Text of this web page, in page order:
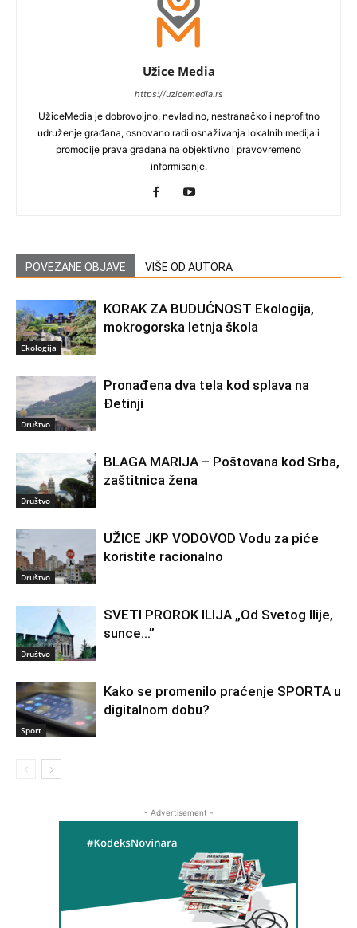
Užice Media
https://uzicemedia.rs
UžiceMedia je dobrovoljno, nevladino, nestranačko i neprofitno
udruženje građana, osnovano radi osnaživanja lokalnih medija i
promocije prava građana na objektivno i pravovremeno
informisanje.
POVEZANE OBJAVE VIŠE OD AUTORA
Ekologija
KORAK ZA BUDUĆNOST Ekologija,
mokrogorska letnja škola
Društvo
Pronađena dva tela kod splava na
Đetinji
Društvo
BLAGA MARIJA – Poštovana kod Srba,
zaštitnica žena
Društvo
UŽICE JKP VODOVOD Vodu za piće
koristite racionalno
Društvo
SVETI PROROK ILIJA „Od Svetog Ilije,
sunce…”
Sport
Kako se promenilo praćenje SPORTA u
digitalnom dobu?
- Advertisement -